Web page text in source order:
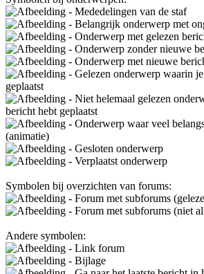
- Mededelingen van de staf
- Belangrijk onderwerp met
- Onderwerp met gelezen
- Onderwerp zonder nieuwe
- Onderwerp met nieuwe
- Gelezen onderwerp waarin
geplaatst
- Niet helemaal gelezen
bericht hebt geplaatst
- Onderwerp waar veel
(animatie)
- Gesloten onderwerp
- Verplaatst onderwerp
Symbolen bij overzichten van forums:
- Forum met subforums
- Forum met subforums (niet
Andere symbolen:
- Link forum
- Bijlage